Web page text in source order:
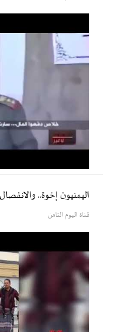
اليمنيون إخوة..
قناة اليوم الثامن